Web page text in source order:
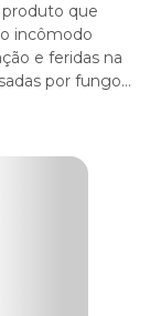
que
incômodo
e feridas na
por fungos
canina?
da